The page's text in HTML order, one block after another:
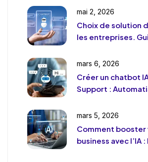
mai 2, 2026
Choix de solution
les entreprises.
mars 6, 2026
Créer un chatbot
Support :
déshumaniser)
mars 5, 2026
Comment booster
business avec l’IA